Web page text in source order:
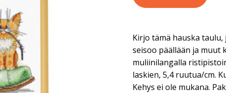
Kirjo tämä hauska
seisoo päällään ja muut
muliinilangalla
laskien, 5,4 ruutua/cm.
Kehys ei ole mukana.